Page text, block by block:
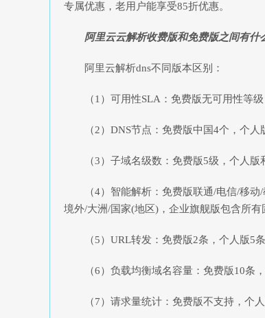
专属优惠，老用户能享受85折优惠。
阿里云云解析收费版和免费版之间有什
阿里云解析dns不同版本区别：
（1）可用性SLA：免费版无可用性等级
（2）DNS节点：免费版中国4个，个人
（3）子域名级数：免费版5级，个人版
（4）智能解析：免费版联通/电信/移动/
境外/大洲/国家(地区)，企业旗舰版包含所
（5）URL转发：免费版2条，个人版5条
（6）负载均衡域名容量：免费版10条，
（7）请求量统计：免费版不支持，个人